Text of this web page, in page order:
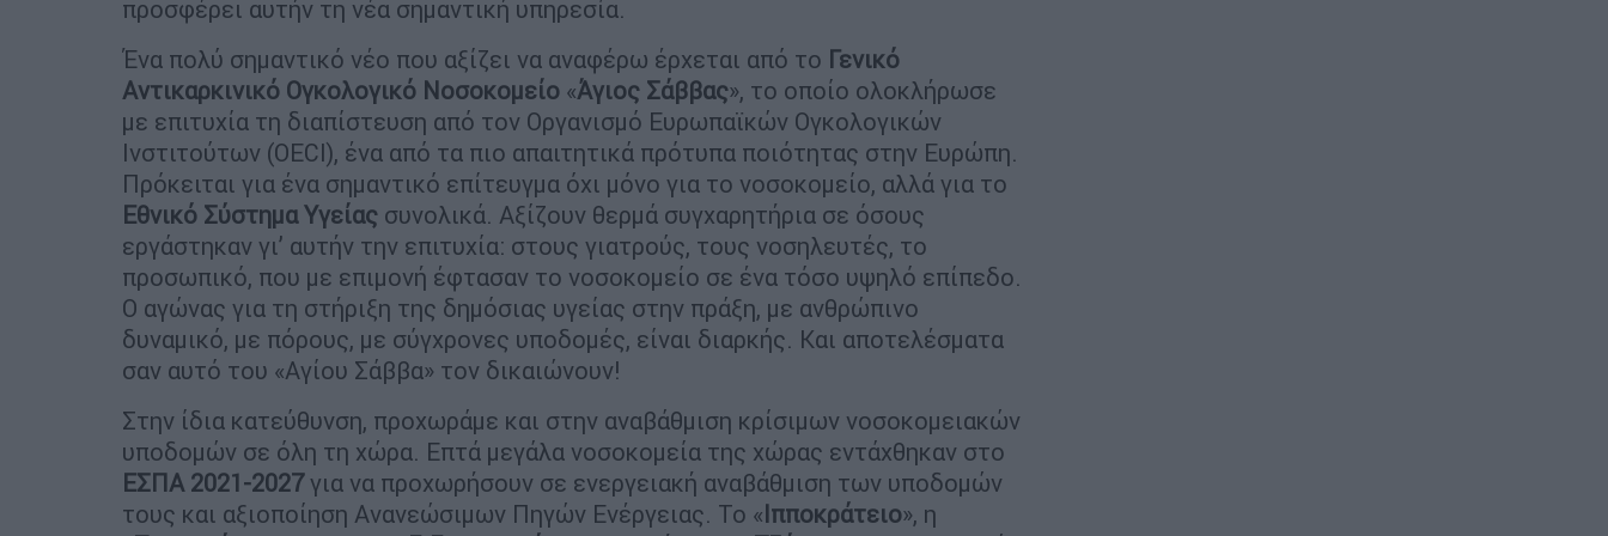
προσφέρει αυτήν τη νέα σημαντική υπηρεσία.
Ένα πολύ σημαντικό νέο που αξίζει να αναφέρω έρχεται από το Γενικό
Αντικαρκινικό Ογκολογικό Νοσοκομείο «Άγιος Σάββας», το οποίο ολοκλήρωσε
με επιτυχία τη διαπίστευση από τον Οργανισμό Ευρωπαϊκών Ογκολογικών
Ινστιτούτων (OECI), ένα από τα πιο απαιτητικά πρότυπα ποιότητας στην Ευρώπη.
Πρόκειται για ένα σημαντικό επίτευγμα όχι μόνο για το νοσοκομείο, αλλά για το
Εθνικό Σύστημα Υγείας συνολικά. Αξίζουν θερμά συγχαρητήρια σε όσους
εργάστηκαν γι’ αυτήν την επιτυχία: στους γιατρούς, τους νοσηλευτές, το
προσωπικό, που με επιμονή έφτασαν το νοσοκομείο σε ένα τόσο υψηλό επίπεδο.
Ο αγώνας για τη στήριξη της δημόσιας υγείας στην πράξη, με ανθρώπινο
δυναμικό, με πόρους, με σύγχρονες υποδομές, είναι διαρκής. Και αποτελέσματα
σαν αυτό του «Αγίου Σάββα» τον δικαιώνουν!
Στην ίδια κατεύθυνση, προχωράμε και στην αναβάθμιση κρίσιμων νοσοκομειακών
υποδομών σε όλη τη χώρα. Επτά μεγάλα νοσοκομεία της χώρας εντάχθηκαν στο
ΕΣΠΑ 2021-2027για να προχωρήσουν σε ενεργειακή αναβάθμιση των υποδομών
τους και αξιοποίηση Ανανεώσιμων Πηγών Ενέργειας. Το «Ιπποκράτειο», η